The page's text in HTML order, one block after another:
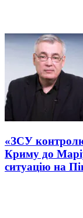
«ЗСУ
Криму до
ситуацію на